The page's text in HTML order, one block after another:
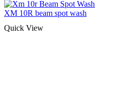
XM 10R beam spot wash
Quick View